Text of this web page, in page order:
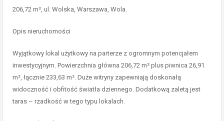
206,72 m², ul. Wolska, Warszawa, Wola.
Opis nieruchomości
Wyjątkowy lokal użytkowy na parterze z ogromnym potencjałem
inwestycyjnym. Powierzchnia główna 206,72 m² plus piwnica 26,91
m², łącznie 233,63 m². Duże witryny zapewniają doskonałą
widoczność i obfitość światła dziennego. Dodatkową zaletą jest
taras – rzadkość w tego typu lokalach.